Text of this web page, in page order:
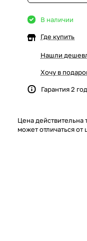
В наличии
Где купить
Нашли
Хочу в
Гарантия 2
Цена действительна
может отличаться от